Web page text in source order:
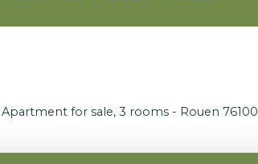
Apartment for sale, 3 rooms - Rouen 76100